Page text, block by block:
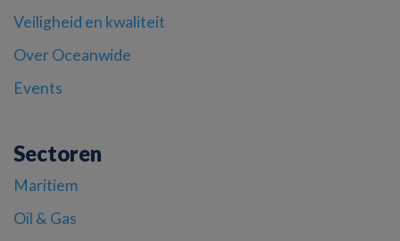
Veiligheid en kwaliteit
Over Oceanwide
Events
Sectoren
Maritiem
Oil & Gas